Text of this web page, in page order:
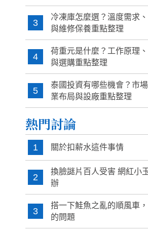
3
冷凍庫怎麼選？溫度需求
與維修保養重點整理
4
荷重元是什麼？工作原理
與選購重點整理
5
泰國投資有哪些機會？市
業布局與設廠重點整理
熱門討論
1 關於扣薪水這件事情
2
換臉謎片百人受害 網紅小
辦
3
搭一下鮭魚之亂的順風車
的問題